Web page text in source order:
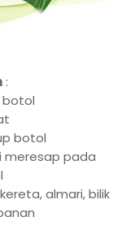
:
botol
botol
pada
almari, bilik